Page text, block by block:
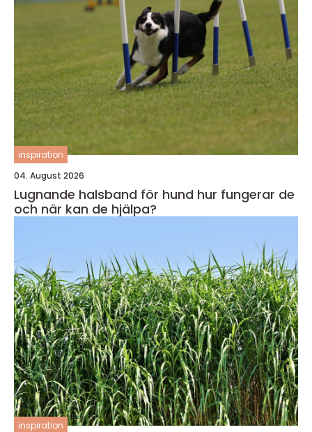
inspiration
04. August 2026
Lugnande halsband för hund hur fungerar de
och när kan de hjälpa?
inspiration